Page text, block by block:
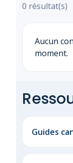
0 résultat(s)
Aucun
moment.
Guides